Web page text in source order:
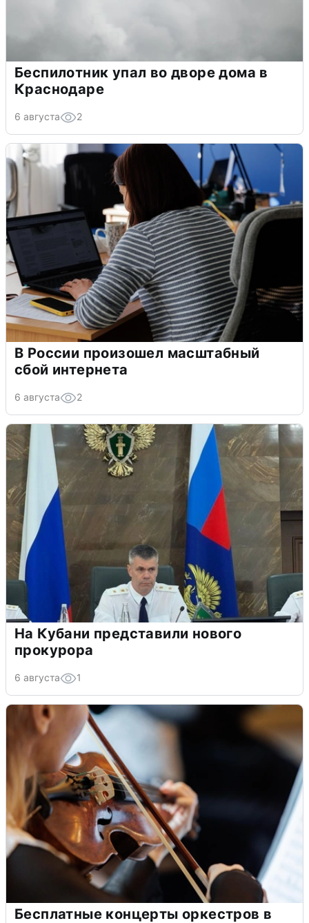
Беспилотник упал во дворе дома в
Краснодаре
6 августа 2
В России произошел масштабный
сбой интернета
6 августа 2
На Кубани представили нового
прокурора
6 августа 1
Бесплатные концерты оркестров в